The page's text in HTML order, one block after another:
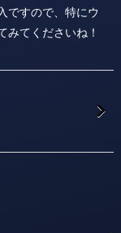
ですので、特にウ
みてくださいね！